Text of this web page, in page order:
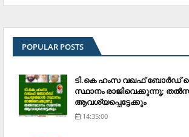
POPULAR POSTS
ടി.കെ ഹംസ വഖഫ് ബോര്‍ഡ്
സ്ഥാനം രാജിവെക്കുന്നു;
ആവശ്യപ്പെട്ടേക്കും
14:35:00